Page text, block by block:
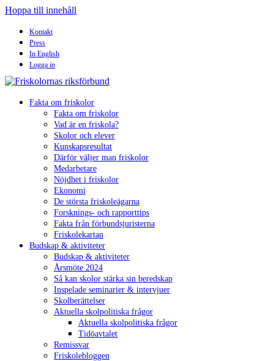
Hoppa till innehåll
Kontakt
Press
In English
Logga in
Fakta om friskolor
Fakta om friskolor
Vad är en friskola?
Skolor och elever
Kunskapsresultat
Därför väljer man friskolor
Medarbetare
Nöjdhet i friskolor
Ekonomi
De största friskoleägarna
Forsknings- och rapporttips
Fakta från förbundsjuristerna
Friskolekartan
Budskap & aktiviteter
Budskap & aktiviteter
Årsmöte 2024
Så kan skolor stärka sin beredskap
Inspelade seminarier & intervjuer
Skolberättelser
Aktuella skolpolitiska frågor
Aktuella skolpolitiska frågor
Tidöavtalet
Remissvar
Friskolebloggen